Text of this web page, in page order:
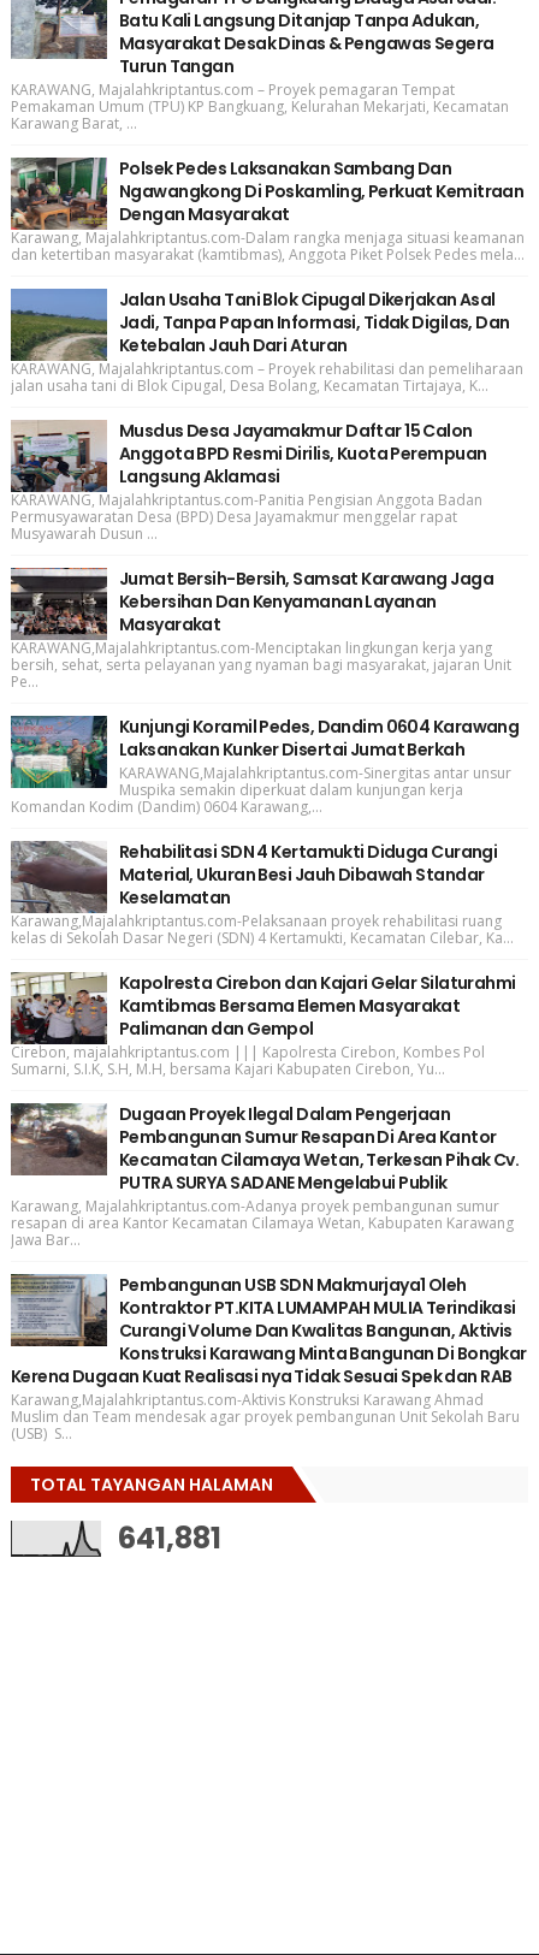
Batu Kali Langsung Ditanjap Tanpa Adukan,
Masyarakat Desak Dinas & Pengawas Segera
Turun Tangan
KARAWANG, Majalahkriptantus.com – Proyek pemagaran Tempat
Pemakaman Umum (TPU) KP Bangkuang, Kelurahan Mekarjati, Kecamatan
Karawang Barat, ...
Polsek Pedes Laksanakan Sambang Dan
Ngawangkong Di Poskamling, Perkuat Kemitraan
Dengan Masyarakat
Karawang, Majalahkriptantus.com-Dalam rangka menjaga situasi keamanan
dan ketertiban masyarakat (kamtibmas), Anggota Piket Polsek Pedes mela...
Jalan Usaha Tani Blok Cipugal Dikerjakan Asal
Jadi, Tanpa Papan Informasi, Tidak Digilas, Dan
Ketebalan Jauh Dari Aturan
KARAWANG, Majalahkriptantus.com – Proyek rehabilitasi dan pemeliharaan
jalan usaha tani di Blok Cipugal, Desa Bolang, Kecamatan Tirtajaya, K...
Musdus Desa Jayamakmur Daftar 15 Calon
Anggota BPD Resmi Dirilis, Kuota Perempuan
Langsung Aklamasi
KARAWANG, Majalahkriptantus.com-Panitia Pengisian Anggota Badan
Permusyawaratan Desa (BPD) Desa Jayamakmur menggelar rapat
Musyawarah Dusun ...
Jumat Bersih-Bersih, Samsat Karawang Jaga
Kebersihan Dan Kenyamanan Layanan
Masyarakat
KARAWANG,Majalahkriptantus.com-Menciptakan lingkungan kerja yang
bersih, sehat, serta pelayanan yang nyaman bagi masyarakat, jajaran Unit
Pe...
Kunjungi Koramil Pedes, Dandim 0604 Karawang
Laksanakan Kunker Disertai Jumat Berkah
KARAWANG,Majalahkriptantus.com-Sinergitas antar unsur
Muspika semakin diperkuat dalam kunjungan kerja
Komandan Kodim (Dandim) 0604 Karawang,...
Rehabilitasi SDN 4 Kertamukti Diduga Curangi
Material, Ukuran Besi Jauh Dibawah Standar
Keselamatan
Karawang,Majalahkriptantus.com-Pelaksanaan proyek rehabilitasi ruang
kelas di Sekolah Dasar Negeri (SDN) 4 Kertamukti, Kecamatan Cilebar, Ka...
Kapolresta Cirebon dan Kajari Gelar Silaturahmi
Kamtibmas Bersama Elemen Masyarakat
Palimanan dan Gempol
Cirebon, majalahkriptantus.com ||| Kapolresta Cirebon, Kombes Pol
Sumarni, S.I.K, S.H, M.H, bersama Kajari Kabupaten Cirebon, Yu...
Dugaan Proyek Ilegal Dalam Pengerjaan
Pembangunan Sumur Resapan Di Area Kantor
Kecamatan Cilamaya Wetan, Terkesan Pihak Cv.
PUTRA SURYA SADANE Mengelabui Publik
Karawang, Majalahkriptantus.com-Adanya proyek pembangunan sumur
resapan di area Kantor Kecamatan Cilamaya Wetan, Kabupaten Karawang
Jawa Bar...
Pembangunan USB SDN Makmurjaya1 Oleh
Kontraktor PT.KITA LUMAMPAH MULIA Terindikasi
Curangi Volume Dan Kwalitas Bangunan, Aktivis
Konstruksi Karawang Minta Bangunan Di Bongkar
Kerena Dugaan Kuat Realisasi nya Tidak Sesuai Spek dan RAB
Karawang,Majalahkriptantus.com-Aktivis Konstruksi Karawang Ahmad
Muslim dan Team mendesak agar proyek pembangunan Unit Sekolah Baru
(USB) S...
TOTAL TAYANGAN HALAMAN
641,881